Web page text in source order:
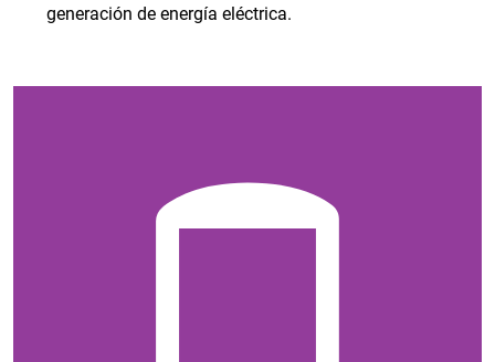
generación de energía eléctrica.